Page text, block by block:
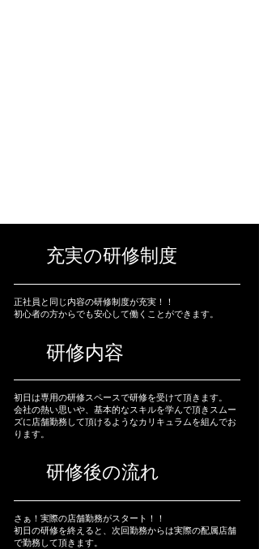
充実の研修制度
正社員と同じ内容の研修制度が充実！！
初心者の方からでも安心して働くことができます。
研修内容
初日は専用の研修スペースで研修を受けて​頂きます。
会社の熱い思いや、基本的なスキルを学んで頂きスムー
ズに店舗勤務して頂けるようなカリキュラムを組んでお
ります。
研修後の流れ
さぁ！実際の店舗勤務がスタート！！
初日の研修を終えると、次回勤務からは実際の配属店舗
で勤務して頂きます。